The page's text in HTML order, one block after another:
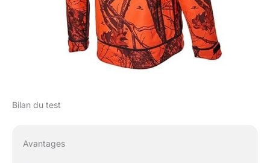
Bilan du test
Avantages